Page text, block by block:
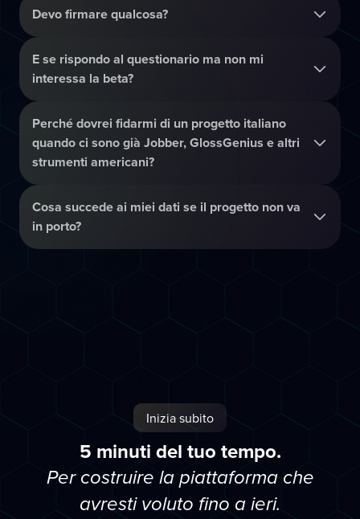
Devo firmare qualcosa?
E se rispondo al questionario ma non mi
interessa la beta?
Perché dovrei fidarmi di un progetto italiano
quando ci sono già Jobber, GlossGenius e altri
strumenti americani?
Cosa succede ai miei dati se il progetto non va
in porto?
Inizia subito
5 minuti del tuo tempo.
Per costruire la piattaforma che
avresti voluto fino a ieri.